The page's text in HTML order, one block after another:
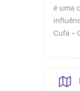
é uma
Cufa –